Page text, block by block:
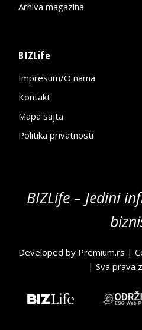
Arhiva magazina
BIZLife
Impresum/O nama
Kontakt
Mapa sajta
Politika privatnosti
BIZLife – Jedini
Developed by Premium.rs |
| Sva prava